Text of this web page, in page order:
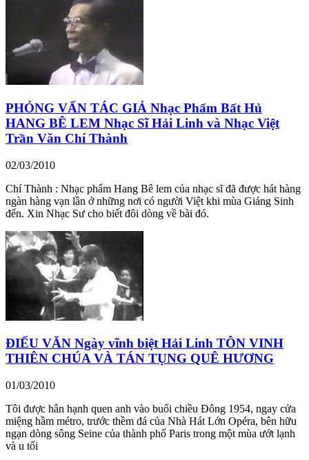
PHỎNG VẤN TÁC GIẢ Nhạc Phẩm Bất Hủ
HANG BÊ LEM Nhạc Sĩ Hải Linh và Nhạc Việt
Trần Văn Chí Thành
02/03/2010
Chí Thành : Nhạc phẩm Hang Bê lem của nhạc sĩ đã được hát hàng
ngàn hàng vạn lần ở những nơi có người Việt khi mùa Giáng Sinh
đến. Xin Nhạc Sư cho biết đôi dòng về bài đó.
ĐIẾU VĂN Ngày vĩnh biệt Hải Linh TÔN VINH
THIÊN CHÚA VÀ TÁN TỤNG QUÊ HƯƠNG
01/03/2010
Tôi được hân hạnh quen anh vào buổi chiều Đông 1954, ngay cửa
miệng hầm métro, trước thềm đá của Nhà Hát Lớn Opéra, bên hữu
ngạn dòng sông Seine của thành phố Paris trong một mùa ướt lạnh
và u tối